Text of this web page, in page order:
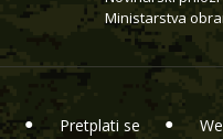
Ministarstva
Pretplati se